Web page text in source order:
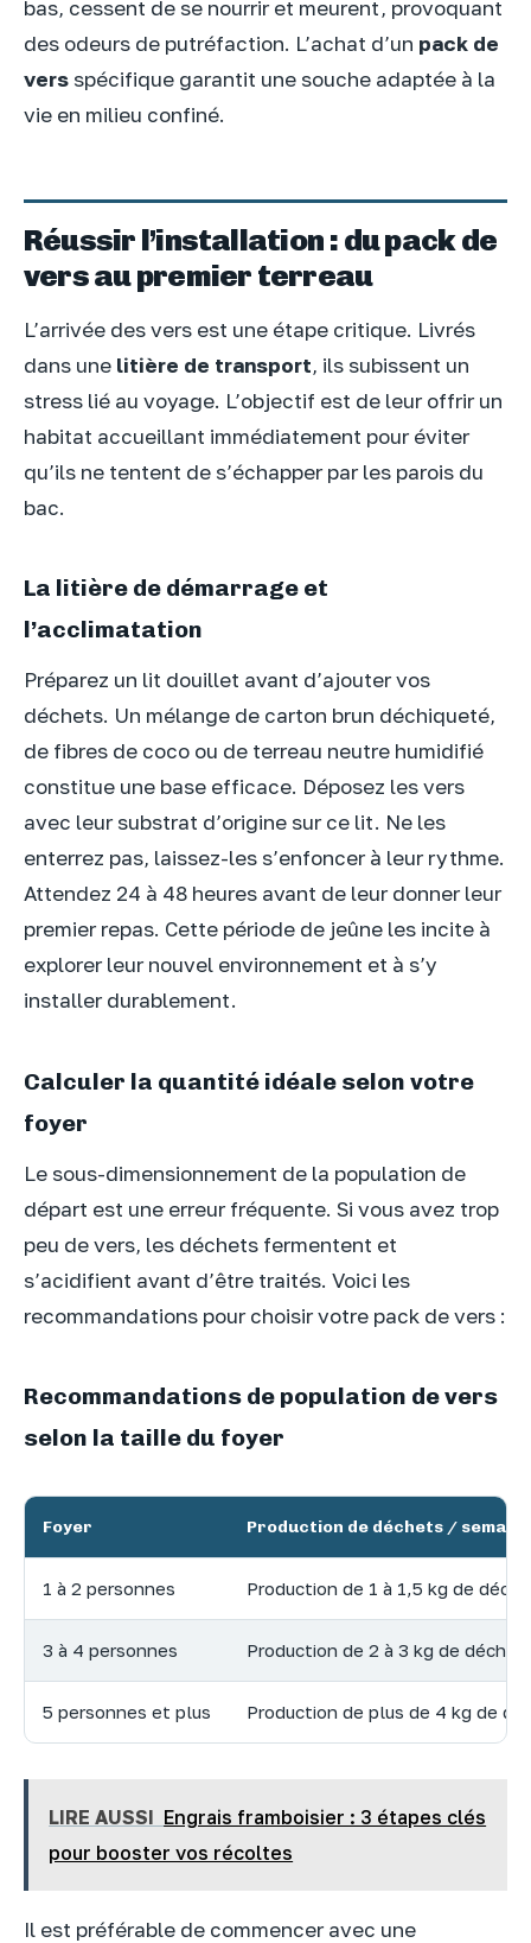
bas, cessent de se nourrir et meurent, provoquant
des odeurs de putréfaction. L’achat d’un pack de
vers spécifique garantit une souche adaptée à la
vie en milieu confiné.
Réussir l’installation : du pack de
vers au premier terreau
L’arrivée des vers est une étape critique. Livrés
dans une litière de transport, ils subissent un
stress lié au voyage. L’objectif est de leur offrir un
habitat accueillant immédiatement pour éviter
qu’ils ne tentent de s’échapper par les parois du
bac.
La litière de démarrage et
l’acclimatation
Préparez un lit douillet avant d’ajouter vos
déchets. Un mélange de carton brun déchiqueté,
de fibres de coco ou de terreau neutre humidifié
constitue une base efficace. Déposez les vers
avec leur substrat d’origine sur ce lit. Ne les
enterrez pas, laissez-les s’enfoncer à leur rythme.
Attendez 24 à 48 heures avant de leur donner leur
premier repas. Cette période de jeûne les incite à
explorer leur nouvel environnement et à s’y
installer durablement.
Calculer la quantité idéale selon votre
foyer
Le sous-dimensionnement de la population de
départ est une erreur fréquente. Si vous avez trop
peu de vers, les déchets fermentent et
s’acidifient avant d’être traités. Voici les
recommandations pour choisir votre pack de vers :
Recommandations de population de vers
selon la taille du foyer
Foyer Production de déchets / semaine
1 à 2 personnes Production de 1 à 1,5 kg de
3 à 4 personnes Production de 2 à 3 kg de
5 personnes et plus Production de plus de 4 kg de
LIRE AUSSI Engrais framboisier : 3 étapes clés
pour booster vos récoltes
Il est préférable de commencer avec une